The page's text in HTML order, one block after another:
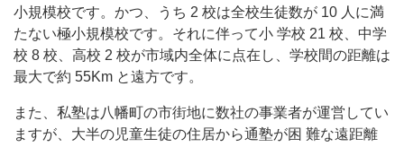
小規模校です。かつ、うち 2 校は全校生徒数が 10 人に満
たない極小規模校です。それに伴って小 学校 21 校、中学
校 8 校、高校 2 校が市域内全体に点在し、学校間の距離は
最大で約 55Km と遠方です。
また、私塾は八幡町の市街地に数社の事業者が運営してい
ますが、大半の児童生徒の住居から通塾が困 難な遠距離